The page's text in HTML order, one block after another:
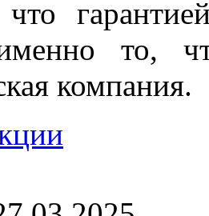
то,
компания.